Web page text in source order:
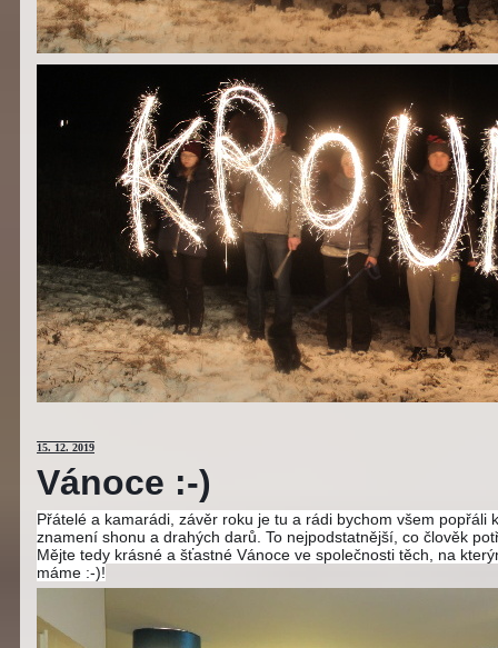
15. 12. 2019
Vánoce :-)
Přátelé a kamarádi, závěr roku je tu a rádi bychom všem
znamení shonu a drahých darů. To nejpodstatnější, co člověk
Mějte tedy krásné a šťastné Vánoce ve společnosti těch, na
máme :-)!